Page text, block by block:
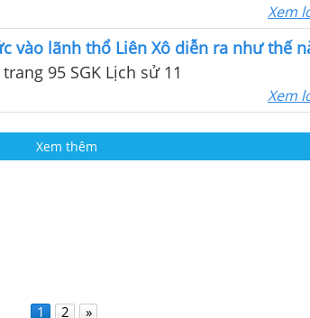
Xem
vào lãnh thổ Liên Xô diễn ra như thế
95 SGK Lịch sử 11
Xem
Xem thêm
1 2 »